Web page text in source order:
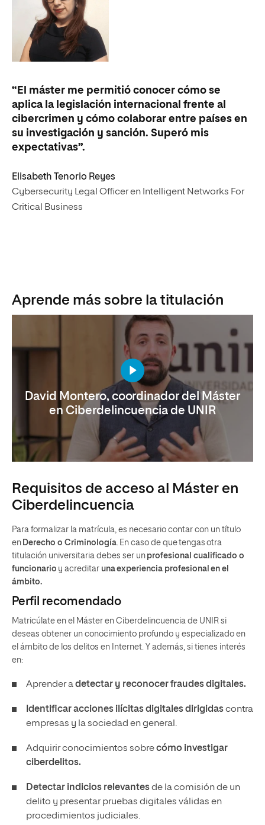
“El máster me permitió conocer cómo se
aplica la legislación internacional frente al
cibercrimen y cómo colaborar entre países en
su investigación y sanción. Superó mis
expectativas”.
Elisabeth Tenorio Reyes
Cybersecurity Legal Officer en Intelligent Networks For
Critical Business
Aprende más sobre la titulación
David Montero, coordinador del Máster
en Ciberdelincuencia de UNIR
Requisitos de acceso al Máster en
Ciberdelincuencia
Para formalizar la matrícula, es necesario contar con un título
en Derecho o Criminología . En caso de que tengas otra
titulación universitaria debes ser un profesional cualificado o
funcionario y acreditar una experiencia profesional en el
ámbito.
Perfil recomendado
Matricúlate en el Máster en Ciberdelincuencia de UNIR si
deseas obtener un conocimiento profundo y especializado en
el ámbito de los delitos en Internet. Y además, si tienes interés
en:
Aprender adetectar y reconocer fraudes digitales.
Identificar acciones ilícitas digitales dirigidascontra
empresas y la sociedad en general.
Adquirir conocimientos sobrecómo investigar
ciberdelitos.
Detectar indicios relevantesde la comisión de un
delito y presentar pruebas digitales válidas en
procedimientos judiciales.